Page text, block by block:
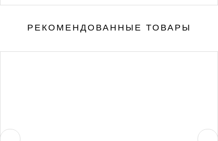
РЕКОМЕНДОВАННЫЕ ТОВАРЫ